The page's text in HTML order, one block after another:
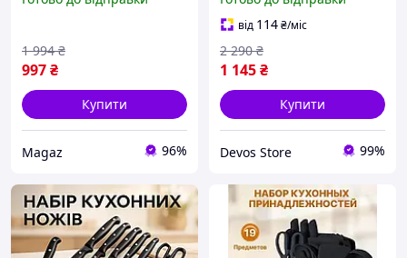
для кухні з підставкою
997₴
1 994 ₴
Купити
Magaz 96%
кухні, DVS
від 114₴/міс
1 145₴
2 290 ₴
Купити
Devos Store 99%